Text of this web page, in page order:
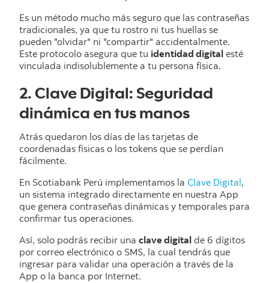
Es un método mucho más seguro que las contraseñas
tradicionales, ya que tu rostro ni tus huellas se
pueden "olvidar" ni "compartir" accidentalmente.
Este protocolo asegura que tu identidad digital esté
vinculada indisolublemente a tu persona física.
2. Clave Digital: Seguridad
dinámica en tus manos
Atrás quedaron los días de las tarjetas de
coordenadas físicas o los tokens que se perdían
fácilmente.
En Scotiabank Perú implementamos la Clave Digital,
un sistema integrado directamente en nuestra App
que genera contraseñas dinámicas y temporales para
confirmar tus operaciones.
Así, solo podrás recibir una clave digital de 6 dígitos
por correo electrónico o SMS, la cual tendrás que
ingresar para validar una operación a través de la
App o la banca por Internet.